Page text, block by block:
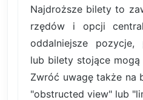
Najdroższe bilety to
rzędów i opcji
oddalniejsze pozycje,
lub bilety stojące
Zwróć uwagę także na
"obstructed view" lub